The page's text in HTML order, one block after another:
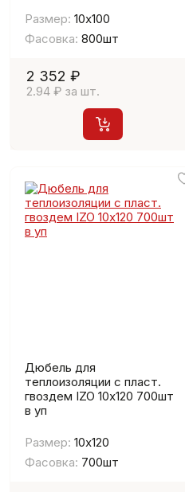
Размер: 10х100
Фасовка: 800шт
2 352 ₽
2.94 ₽ за шт.
Дюбель для
теплоизоляции с пласт.
гвоздем IZO 10х120 700шт
в уп
Размер: 10х120
Фасовка: 700шт